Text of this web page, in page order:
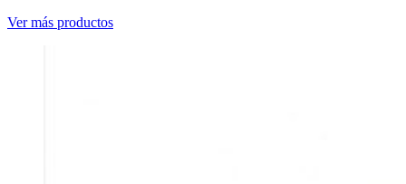
Ver más productos